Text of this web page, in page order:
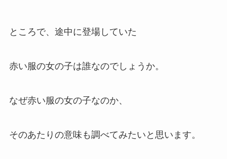
ところで、途中に登場していた
赤い服の女の子は誰なのでしょうか。
なぜ赤い服の女の子なのか、
そのあたりの意味も調べてみたいと思います。